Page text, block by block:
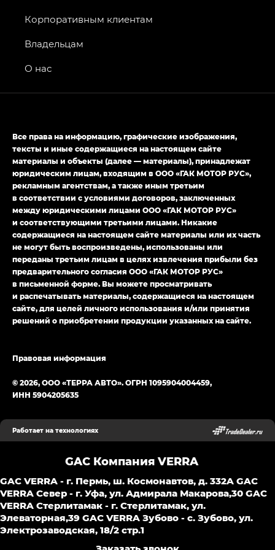
GT, Джи Эль — GL
GS4 — Джи Эс 4 (GS4) в комплектациях Джи Би
привод — GB AWD, Джи Эль Полный привод —
LOUNGE
Empow — Эмпау (Empow) в комплектации
Джи Эс — GS, Джи Эль с элементы экстерьера
в спортивном стиле — GL(S-Style)
GAC Компания VERRA
GAC VERRA - г. Пермь, ш. Космонавтов, д. 332A GAC
VERRA Север - г. Уфа, ул. Адмирала Макарова,30 GAС
VERRA Стерлитамак - г. Стерлитамак, ул.
Элеваторная,39 GAC VERRA Зубово - с. Зубово, ул.
Электрозаводская, 18/2 стр.1
Корпоративным клиентам
Владельцам
О нас
Все права на информацию, графические изображения,
тексты и иные содержащиеся на настоящем сайте
материалы и объекты (далее — материалы), принадлежат
юридическим лицам, входящим в ООО «ГАК МОТОР РУС»,
рекламным агентствам, а также иным третьим
в соответствии с условиями договоров, заключенных
между юридическими лицами ООО «ГАК МОТОР РУС»
и соответствующими третьими лицами. Никакие
содержащиеся на настоящем сайте материалы или их часть
не могут быть воспроизведены, использованы или
переданы третьим лицам в целях извлечения прибыли без
предварительного согласия ООО «ГАК МОТОР РУС»
в письменной форме. Вы можете просматривать
и распечатывать материалы, содержащиеся на настоящем
сайте, для целей личного использования и/или принятия
решений о приобретении продукции указанных на сайте.
© 2026, ООО «ТЕРРА АВТО». ОГРН 1095904004459,
ИНН 5904205635
Правовая информация
Работает на технологиях